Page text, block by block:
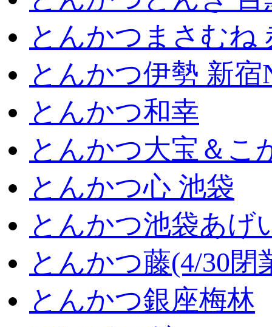
とんかつまさむね
とんかつ伊勢 新宿
とんかつ和幸
とんかつ大宝＆こ
とんかつ心 池袋
とんかつ池袋あげ
とんかつ藤(4/30閉
とんかつ銀座梅林